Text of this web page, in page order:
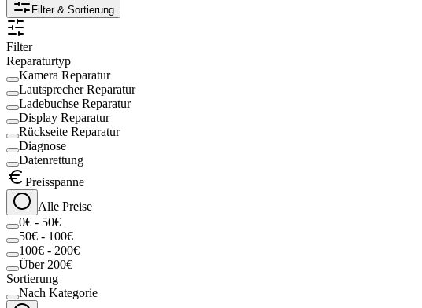
Filter & Sortierung
Filter
Reparaturtyp
Kamera Reparatur
Lautsprecher Reparatur
Ladebuchse Reparatur
Display Reparatur
Rückseite Reparatur
Diagnose
Datenrettung
Preisspanne
Alle Preise
0€ - 50€
50€ - 100€
100€ - 200€
Über 200€
Sortierung
Nach Kategorie